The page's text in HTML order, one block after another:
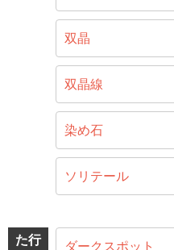
双晶
双晶線
染め石
ソリテール
た行 ダークスポット